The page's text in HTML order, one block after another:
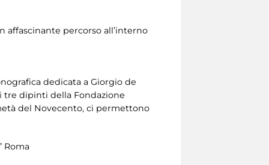
affascinante percorso all’interno
dedicata a Giorgio de
tre dipinti della Fondazione
del Novecento, ci permettono
Roma